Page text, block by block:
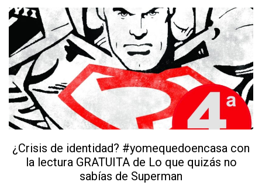
¿Crisis de identidad? #yomequedoencasa con
la lectura GRATUITA de Lo que quizás no
sabías de Superman